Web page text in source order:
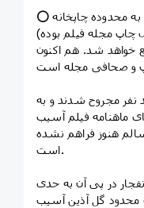
⭕️ در پی حمله هوایی دشمن اسرائیلی به محدوده چاپخانه
چاپ مجله فیلم بوده)
خواهد شد. هم اکنون
نفر مجروح شدند و به
ماهنامه فیلم آسیب
هنوز فراهم نشده
است.
در پی آن به حدی
محدود گل آذین آسیب